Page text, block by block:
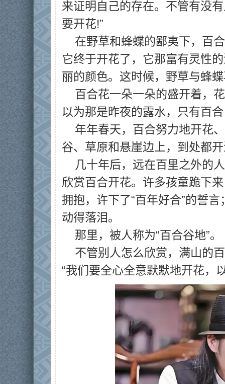
来证明自己的存在。不管有没
要开花!”
在野草和蜂蝶的鄙夷下，百
它终于开花了，它那富有灵性
丽的颜色。这时候，野草与蜂
百合花一朵一朵的盛开着，
以为那是昨夜的露水，只有百
年年春天，百合努力地开花
谷、草原和悬崖边上，到处都
几十年后，远在百里之外的
欣赏百合开花。许多孩童跪下
拥抱，许下了“百年好合”的誓
动得落泪。
那里，被人称为“百合谷地”。
不管别人怎么欣赏，满山的
“我们要全心全意默默地开花，